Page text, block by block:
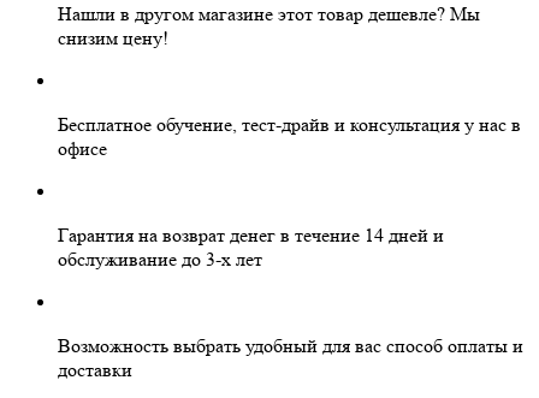
Нашли в другом магазине этот товар дешевле? Мы
снизим цену!
Бесплатное обучение, тест-драйв и консультация у нас в
офисе
Гарантия на возврат денег в течение 14 дней и
обслуживание до 3-х лет
Возможность выбрать удобный для вас способ оплаты и
доставки